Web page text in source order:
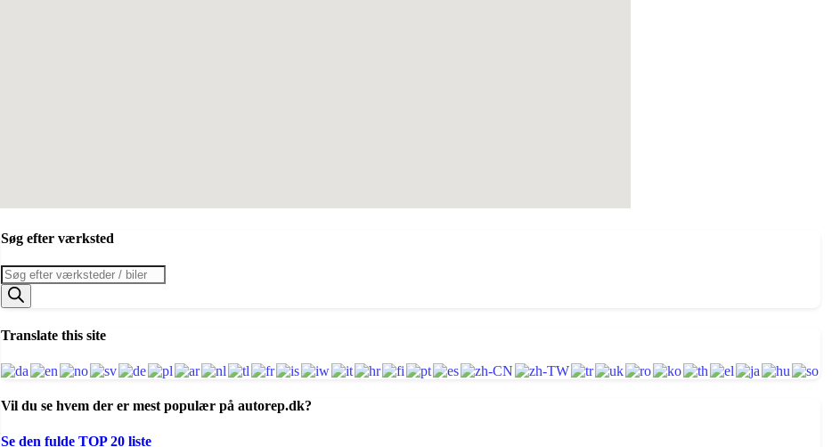
Søg efter værksted
Products
search
Translate this site
Vil du se hvem der er mest populær på autorep.dk?
Se den fulde TOP 20 liste